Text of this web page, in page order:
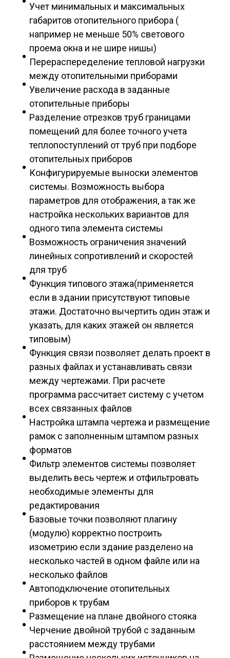
Учет минимальных и максимальных
габаритов отопительного прибора (
например не меньше 50% светового
проема окна и не шире нишы)
Перераспеределение тепловой нагрузки
между отопительными приборами
Увеличение расхода в заданные
отопительные приборы
Разделение отрезков труб границами
помещений для более точного учета
теплопоступлений от труб при подборе
отопительных приборов
Конфигурируемые выноски элементов
системы. Возможность выбора
параметров для отображения, а так же
настройка нескольких вариантов для
одного типа элемента системы
Возможность ограничения значений
линейных сопротивлений и скоростей
для труб
Функция типового этажа(применяется
если в здании присутствуют типовые
этажи. Достаточно вычертить один этаж и
указать, для каких этажей он является
типовым)
Функция связи позволяет делать проект в
разных файлах и устанавливать связи
между чертежами. При расчете
программа рассчитает систему с учетом
всех связанных файлов
Настройка штампа чертежа и размещение
рамок с заполненным штампом разных
форматов
Фильтр элементов системы позволяет
выделить весь чертеж и отфильтровать
необходимые элементы для
редактирования
Базовые точки позволяют плагину
(модулю) корректно построить
изометрию если здание разделено на
несколько частей в одном файле или на
несколько файлов
Автоподключение отопительных
приборов к трубам
Размещение на плане двойного стояка
Черчение двойной трубой с заданным
расстоянием между трубами